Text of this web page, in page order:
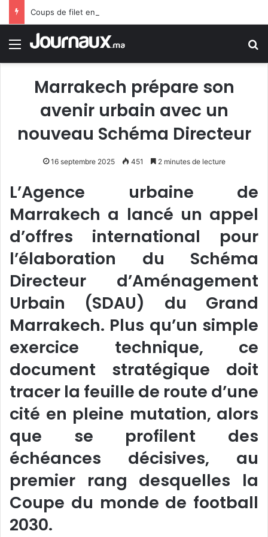
Menu
Marrakech prépare son
avenir urbain avec un
nouveau Schéma Directeur
16 septembre 2025 451 2 minutes de lecture
L’Agence urbaine de
Marrakech a lancé un appel
d’offres international pour
l’élaboration du Schéma
Directeur d’Aménagement
Urbain (SDAU) du Grand
Marrakech. Plus qu’un simple
exercice technique, ce
document stratégique doit
tracer la feuille de route d’une
cité en pleine mutation, alors
que se profilent des
échéances décisives, au
premier rang desquelles la
Coupe du monde de football
2030.